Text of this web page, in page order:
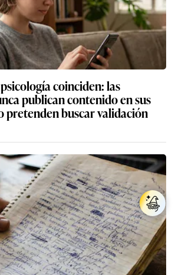
coinciden: las
publican contenido en sus
pretenden buscar validación